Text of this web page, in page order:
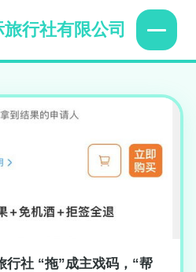
行社有限公司
行社 “拖”成主戏码，“帮